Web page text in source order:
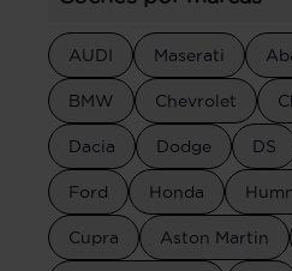
AUDI Maserati
BMW Chevrolet
Dacia Dodge DS
Ford Honda
Cupra Aston Martin